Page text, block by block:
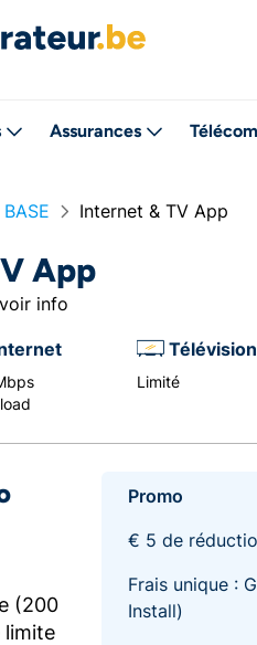
Assurances Télécom
BASE Internet & TV App
App
info
Télévision
Limité
(200
limite
Promo
€ 5 de
Frais unique :
Install)